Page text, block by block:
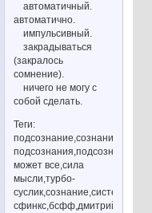
автоматичный.
автоматично.
импульсивный.
закрадываться
(закралось
сомнение).
ничего не могу с
собой сделать.
Теги:
подсознания,подсознание
может все,сила
мысли,турбо-
суслик,сознание,система
сфинкс,бсфф,дмитрий